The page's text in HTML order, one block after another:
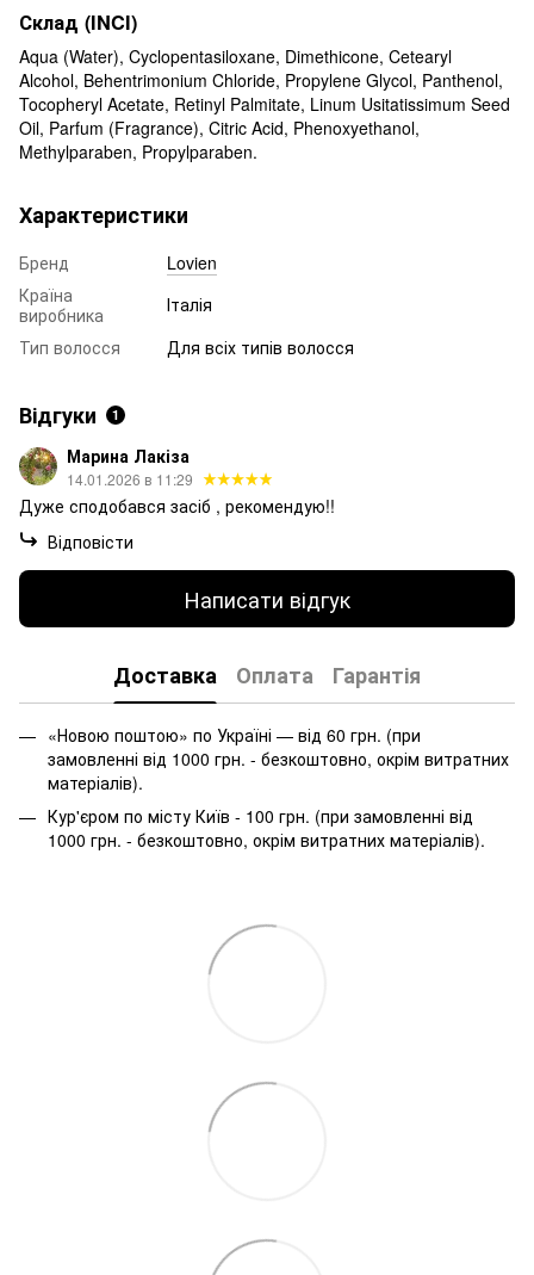
Склад (INCI)
Aqua (Water), Cyclopentasiloxane, Dimethicone, Cetearyl
Alcohol, Behentrimonium Chloride, Propylene Glycol, Panthenol,
Tocopheryl Acetate, Retinyl Palmitate, Linum Usitatissimum Seed
Oil, Parfum (Fragrance), Citric Acid, Phenoxyethanol,
Methylparaben, Propylparaben.
Характеристики
Бренд
Lovien
Країна
виробника
Італія
Тип волосся
Для всіх типів волосся
Відгуки 1
Марина Лакіза
14.01.2026 в 11:29
Дуже сподобався засіб , рекомендую!!
Відповісти
Написати відгук
Доставка Оплата Гарантія
«Новою поштою» по Україні — від 60 грн. (при
замовленні від 1000 грн. - безкоштовно, окрім витратних
матеріалів).
Кур'єром по місту Київ - 100 грн. (при замовленні від
1000 грн. - безкоштовно, окрім витратних матеріалів).